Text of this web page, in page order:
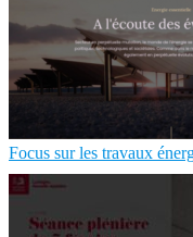
Focus sur les travaux